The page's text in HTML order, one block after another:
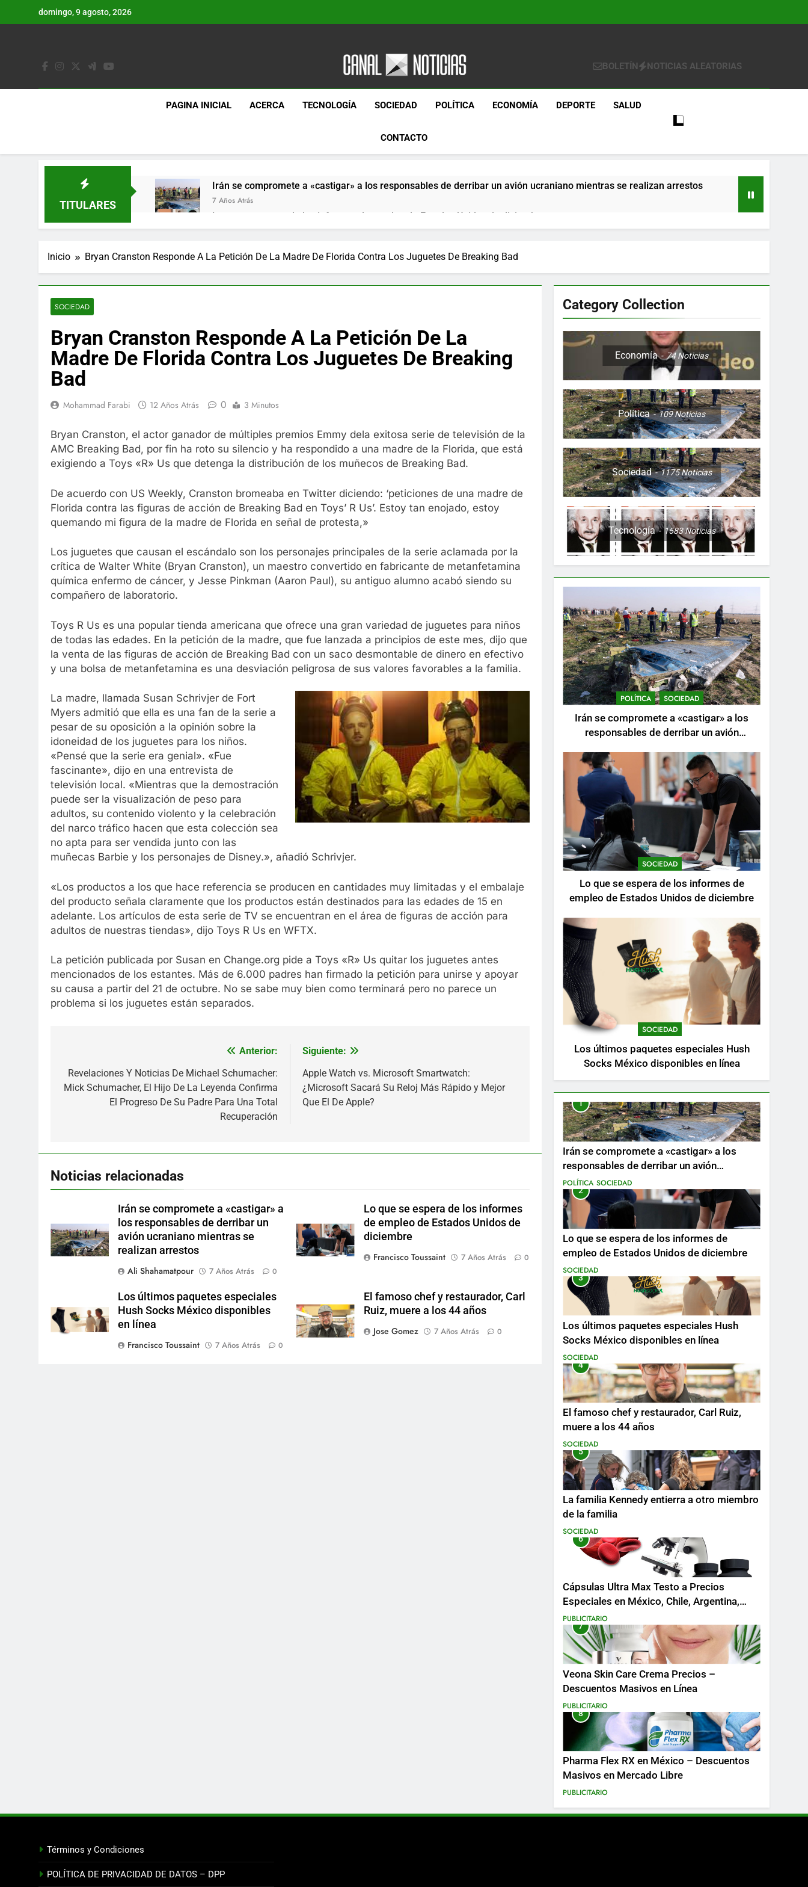
domingo, 9 agosto, 2026
Canal Noticias
Canal Noticias
BOLETÍN NOTICIAS ALEATORIAS
PAGINA INICIAL ACERCA TECNOLOGÍA SOCIEDAD POLÍTICA ECONOMÍA DEPORTE SALUD
CONTACTO
TITULARES
Irán se compromete a «castigar» a los responsables de derribar un avión ucraniano mientras se realizan arrestos
7 Años Atrás
Lo que se espera de los informes de empleo de Estados Unidos de diciembre
7 Años Atrás
7 Años Atrás
El famoso chef y restaurador, Carl Ruiz, muere a los 44 años
Cápsulas Ultra Max Testo a Precios Especiales en México, Chile, Argentina, Colombia, Perú , Ecuador, Costa Rica y
Más
7 Años Atrás
Pharma Flex RX en México – Descuentos Masivos en Mercado Libre
Crucero en México te lleva a lugares paranormales con binoculares de visión nocturna y reuniones de secuestrados
7 Años Atrás
La Inteligencia Artificial deepfake de Samsung fabrica un clip de movimiento desde una sola foto
Inicio Bryan Cranston Responde A La Petición De La Madre De Florida Contra Los Juguetes De Breaking Bad
SOCIEDAD
Bryan Cranston Responde A La Petición De La
Madre De Florida Contra Los Juguetes De Breaking
Bad
Mohammad Farabi 12 Años Atrás 0 3 Minutos
Bryan Cranston, el actor ganador de múltiples premios Emmy dela exitosa serie de televisión de la
AMC Breaking Bad, por fin ha roto su silencio y ha respondido a una madre de la Florida, que está
exigiendo a Toys «R» Us que detenga la distribución de los muñecos de Breaking Bad.
De acuerdo con US Weekly, Cranston bromeaba en Twitter diciendo: ‘peticiones de una madre de
Florida contra las figuras de acción de Breaking Bad en Toys’ R Us’. Estoy tan enojado, estoy
quemando mi figura de la madre de Florida en señal de protesta,»
Los juguetes que causan el escándalo son los personajes principales de la serie aclamada por la
crítica de Walter White (Bryan Cranston), un maestro convertido en fabricante de metanfetamina
química enfermo de cáncer, y Jesse Pinkman (Aaron Paul), su antiguo alumno acabó siendo su
compañero de laboratorio.
Toys R Us es una popular tienda americana que ofrece una gran variedad de juguetes para niños
de todas las edades. En la petición de la madre, que fue lanzada a principios de este mes, dijo que
la venta de las figuras de acción de Breaking Bad con un saco desmontable de dinero en efectivo
y una bolsa de metanfetamina es una desviación peligrosa de sus valores favorables a la familia.
La madre, llamada Susan Schrivjer de Fort
Myers admitió que ella es una fan de la serie a
pesar de su oposición a la opinión sobre la
idoneidad de los juguetes para los niños.
«Pensé que la serie era genial». «Fue
fascinante», dijo en una entrevista de
televisión local. «Mientras que la demostración
puede ser la visualización de peso para
adultos, su contenido violento y la celebración
del narco tráfico hacen que esta colección sea
no apta para ser vendida junto con las
muñecas Barbie y los personajes de Disney.», añadió Schrivjer.
«Los productos a los que hace referencia se producen en cantidades muy limitadas y el embalaje
del producto señala claramente que los productos están destinados para las edades de 15 en
adelante. Los artículos de esta serie de TV se encuentran en el área de figuras de acción para
adultos de nuestras tiendas», dijo Toys R Us en WFTX.
La petición publicada por Susan en Change.org pide a Toys «R» Us quitar los juguetes antes
mencionados de los estantes. Más de 6.000 padres han firmado la petición para unirse y apoyar
su causa a partir del 21 de octubre. No se sabe muy bien como terminará pero no parece un
problema si los juguetes están separados.
de
entradas
Anterior:
Revelaciones Y Noticias De Michael Schumacher:
Mick Schumacher, El Hijo De La Leyenda Confirma
El Progreso De Su Padre Para Una Total
Recuperación
Siguiente:
Apple Watch vs. Microsoft Smartwatch:
¿Microsoft Sacará Su Reloj Más Rápido y Mejor
Que El De Apple?
Noticias relacionadas
Irán se compromete a «castigar» a
los responsables de derribar un
avión ucraniano mientras se
realizan arrestos
Ali Shahamatpour
7 Años Atrás 0
Lo que se espera de los informes
de empleo de Estados Unidos de
diciembre
Francisco Toussaint
7 Años Atrás 0
Los últimos paquetes especiales
Hush Socks México disponibles
en línea
Francisco Toussaint
7 Años Atrás 0
El famoso chef y restaurador, Carl
Ruiz, muere a los 44 años
Jose Gomez
7 Años Atrás 0
Category Collection
Economía 74Noticias
Política 109Noticias
Sociedad 1175Noticias
Tecnología 1583Noticias
POLÍTICA SOCIEDAD
Irán se compromete a «castigar» a los
responsables de derribar un avión
SOCIEDAD
Lo que se espera de los informes de
empleo de Estados Unidos de diciembre
SOCIEDAD
Los últimos paquetes especiales Hush
Socks México disponibles en línea
1
Irán se compromete a «castigar» a los
responsables de derribar un avión
ucraniano mientras se realizan arrestos
POLÍTICA SOCIEDAD
2
Lo que se espera de los informes de
empleo de Estados Unidos de diciembre
SOCIEDAD
3
Los últimos paquetes especiales Hush
Socks México disponibles en línea
SOCIEDAD
4
El famoso chef y restaurador, Carl Ruiz,
muere a los 44 años
SOCIEDAD
5
La familia Kennedy entierra a otro miembro
de la familia
SOCIEDAD
6
Cápsulas Ultra Max Testo a Precios
Especiales en México, Chile, Argentina,
Colombia, Perú , Ecuador, Costa Rica y
Más
PUBLICITARIO
7
Veona Skin Care Crema Precios –
Descuentos Masivos en Línea
PUBLICITARIO
8
Pharma Flex RX en México – Descuentos
Masivos en Mercado Libre
PUBLICITARIO
Términos y Condiciones
POLÍTICA DE PRIVACIDAD DE DATOS – DPP